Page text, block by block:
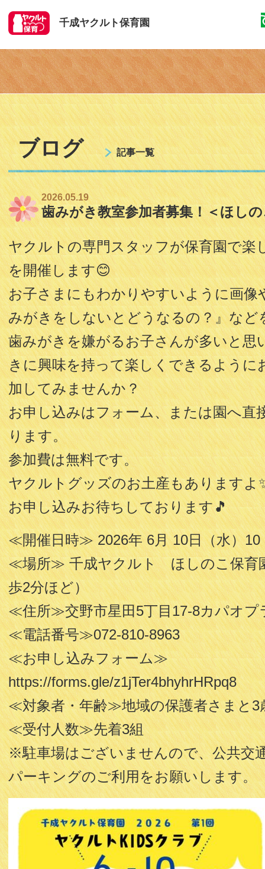
千成ヤクルト保育園
ブログ 記事一覧
2026.05.19
歯みがき教室参加者募集！＜ほし
ヤクルトの専門スタッフが保育園で楽
を開催します😊
お子さまにもわかりやすいように画像
みがきをしないとどうなるの？』など
歯みがきを嫌がるお子さんが多いと思
きに興味を持って楽しくできるように
加してみませんか？
お申し込みはフォーム、または園へ直
ります。
参加費は無料です。
ヤクルトグッズのお土産もありますよ
お申し込みお待ちしております🎵
≪開催日時≫ 2026年 6月 10日（水）10
≪場所≫ 千成ヤクルト ほしのこ保育
歩2分ほど）
≪住所≫交野市星田5丁目17-8カパオプ
≪電話番号≫072-810-8963
≪お申し込みフォーム≫
https://forms.gle/z1jTer4bhyhrHRpq8
≪対象者・年齢≫地域の保護者さまと3
≪受付人数≫先着3組
※駐車場はございませんので、公共交
パーキングのご利用をお願いします。